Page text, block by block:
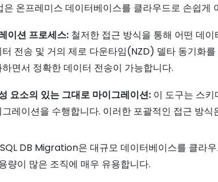
은 온프레미스 데이터베이스를 클라우드로 손쉽
이션 프로세스:철저한 접근 방식을 통해 어떤 데
전송 및 거의 제로 다운타임(NZD) 델타 동기화
면서 정확한 데이터 전송이 가능합니다.
요소의 있는 그대로 마이그레이션:이 도구는 스키
레이션을 수행합니다. 이러한 포괄적인 접근 방
DB Migration은 대규모 데이터베이스를 클라우
량이 많은 조직에 매우 유용합니다.